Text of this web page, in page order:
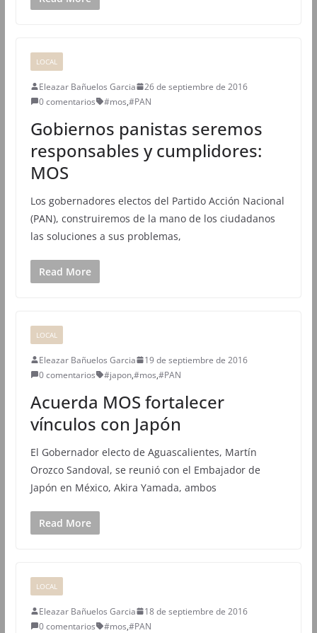
LOCAL
Eleazar Bañuelos Garcia
26 de septiembre de 2016
0 comentarios
#mos,#PAN
Gobiernos panistas seremos
responsables y cumplidores:
MOS
Los gobernadores electos del Partido Acción Nacional
(PAN), construiremos de la mano de los ciudadanos
las soluciones a sus problemas,
Read More
LOCAL
Eleazar Bañuelos Garcia
19 de septiembre de 2016
0 comentarios
#japon,#mos,#PAN
Acuerda MOS fortalecer
vínculos con Japón
El Gobernador electo de Aguascalientes, Martín
Orozco Sandoval, se reunió con el Embajador de
Japón en México, Akira Yamada, ambos
Read More
LOCAL
Eleazar Bañuelos Garcia
18 de septiembre de 2016
0 comentarios
#mos,#PAN